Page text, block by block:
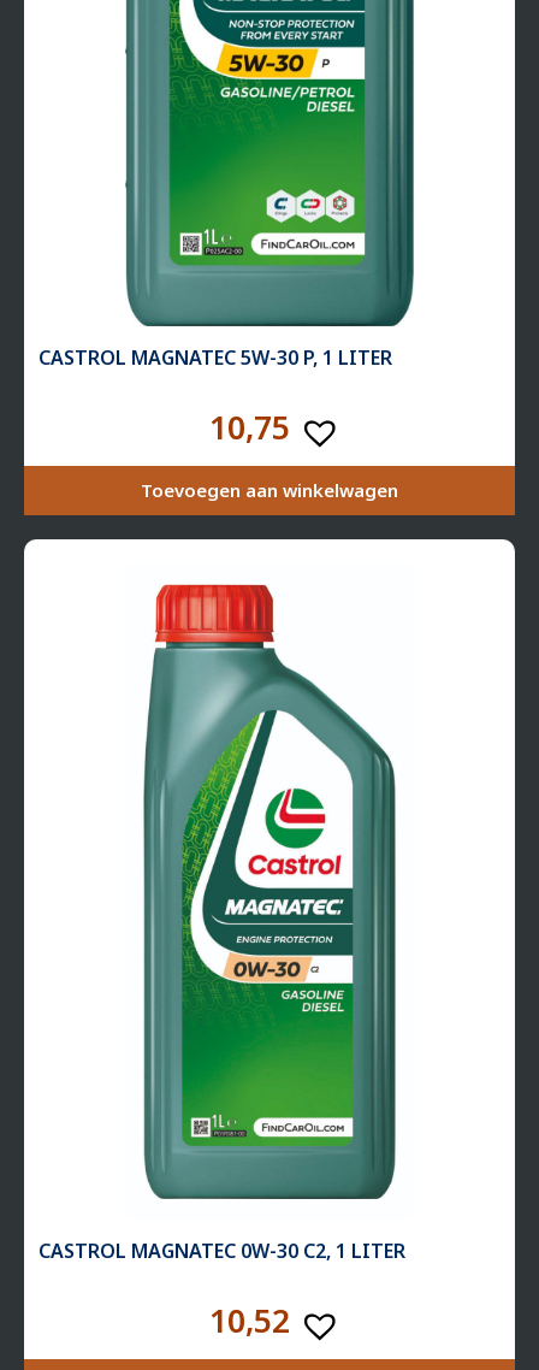
CASTROL MAGNATEC 5W-30 P, 1 LITER
10,75
Toevoegen aan winkelwagen
CASTROL MAGNATEC 0W-30 C2, 1 LITER
10,52